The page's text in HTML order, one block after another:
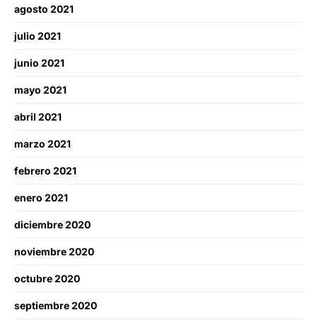
agosto 2021
julio 2021
junio 2021
mayo 2021
abril 2021
marzo 2021
febrero 2021
enero 2021
diciembre 2020
noviembre 2020
octubre 2020
septiembre 2020